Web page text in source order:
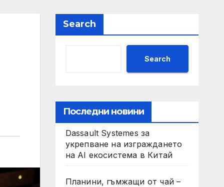
Search
Search
Последни новини
Dassault Systemes за
укрепване на изграждането
на AI екосистема в Китай
Планини, гъмжащи от чай –